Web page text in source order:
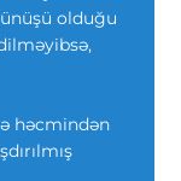
olduğu
həcmindən